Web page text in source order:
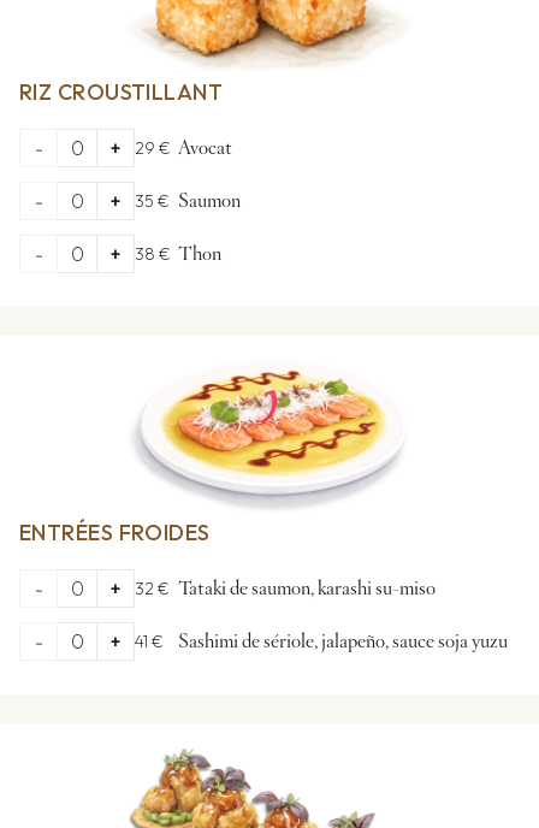
RIZ CROUSTILLANT
- 0 + 29 € Avocat
- 0 + 35 € Saumon
- 0 + 38 € Thon
ENTRÉES FROIDES
- 0 + 32 € Tataki de saumon, karashi su-miso
- 0 + 41 € Sashimi de sériole, jalapeño, sauce soja yuzu